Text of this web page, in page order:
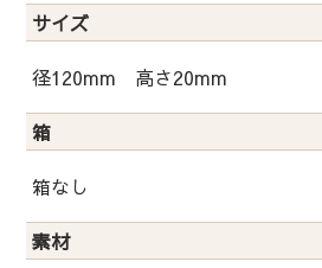
サイズ
径120mm 高さ20mm
箱
箱なし
素材